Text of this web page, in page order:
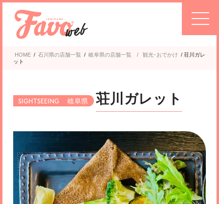
HOME / 石川県の店舗一覧 / 岐阜県 観光･おでかけ / 荘川ガレ
ット
岐阜県 荘川ガレット